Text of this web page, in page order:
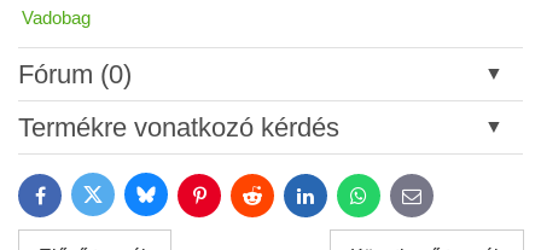
Vadobag
Fórum (0)
Új hozzászólás
Cím:
Termékre vonatkozó kérdés
*
FacebookTwitter BlueskyPinterestReddit LinkedInWhatsApp
E-
mail